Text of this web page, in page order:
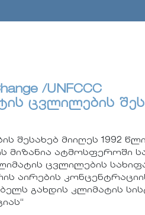
/UNFCCC
ცვლილების
შესახებ მიიღეს 1992
მიზანია ატმოსფეროში
ცვლილების
აირების
გახდის კლიმატის